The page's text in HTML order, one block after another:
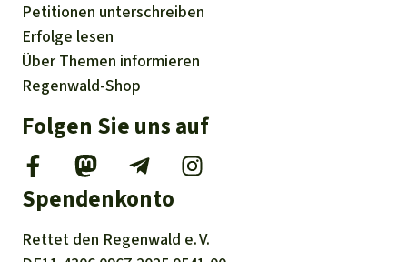
Petitionen unterschreiben
Erfolge lesen
Über Themen informieren
Regenwald-Shop
Folgen Sie uns auf
Spendenkonto
Rettet den Regenwald e. V.